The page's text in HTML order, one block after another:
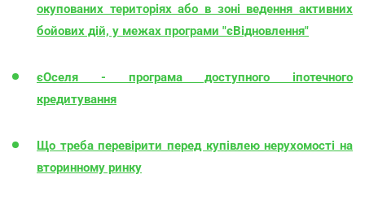
окупованих територіях або в зоні ведення активних
бойових дій, у межах програми "єВідновлення"
єОселя - програма доступного іпотечного
кредитування
Що треба перевірити перед купівлею нерухомості на
вторинному ринку